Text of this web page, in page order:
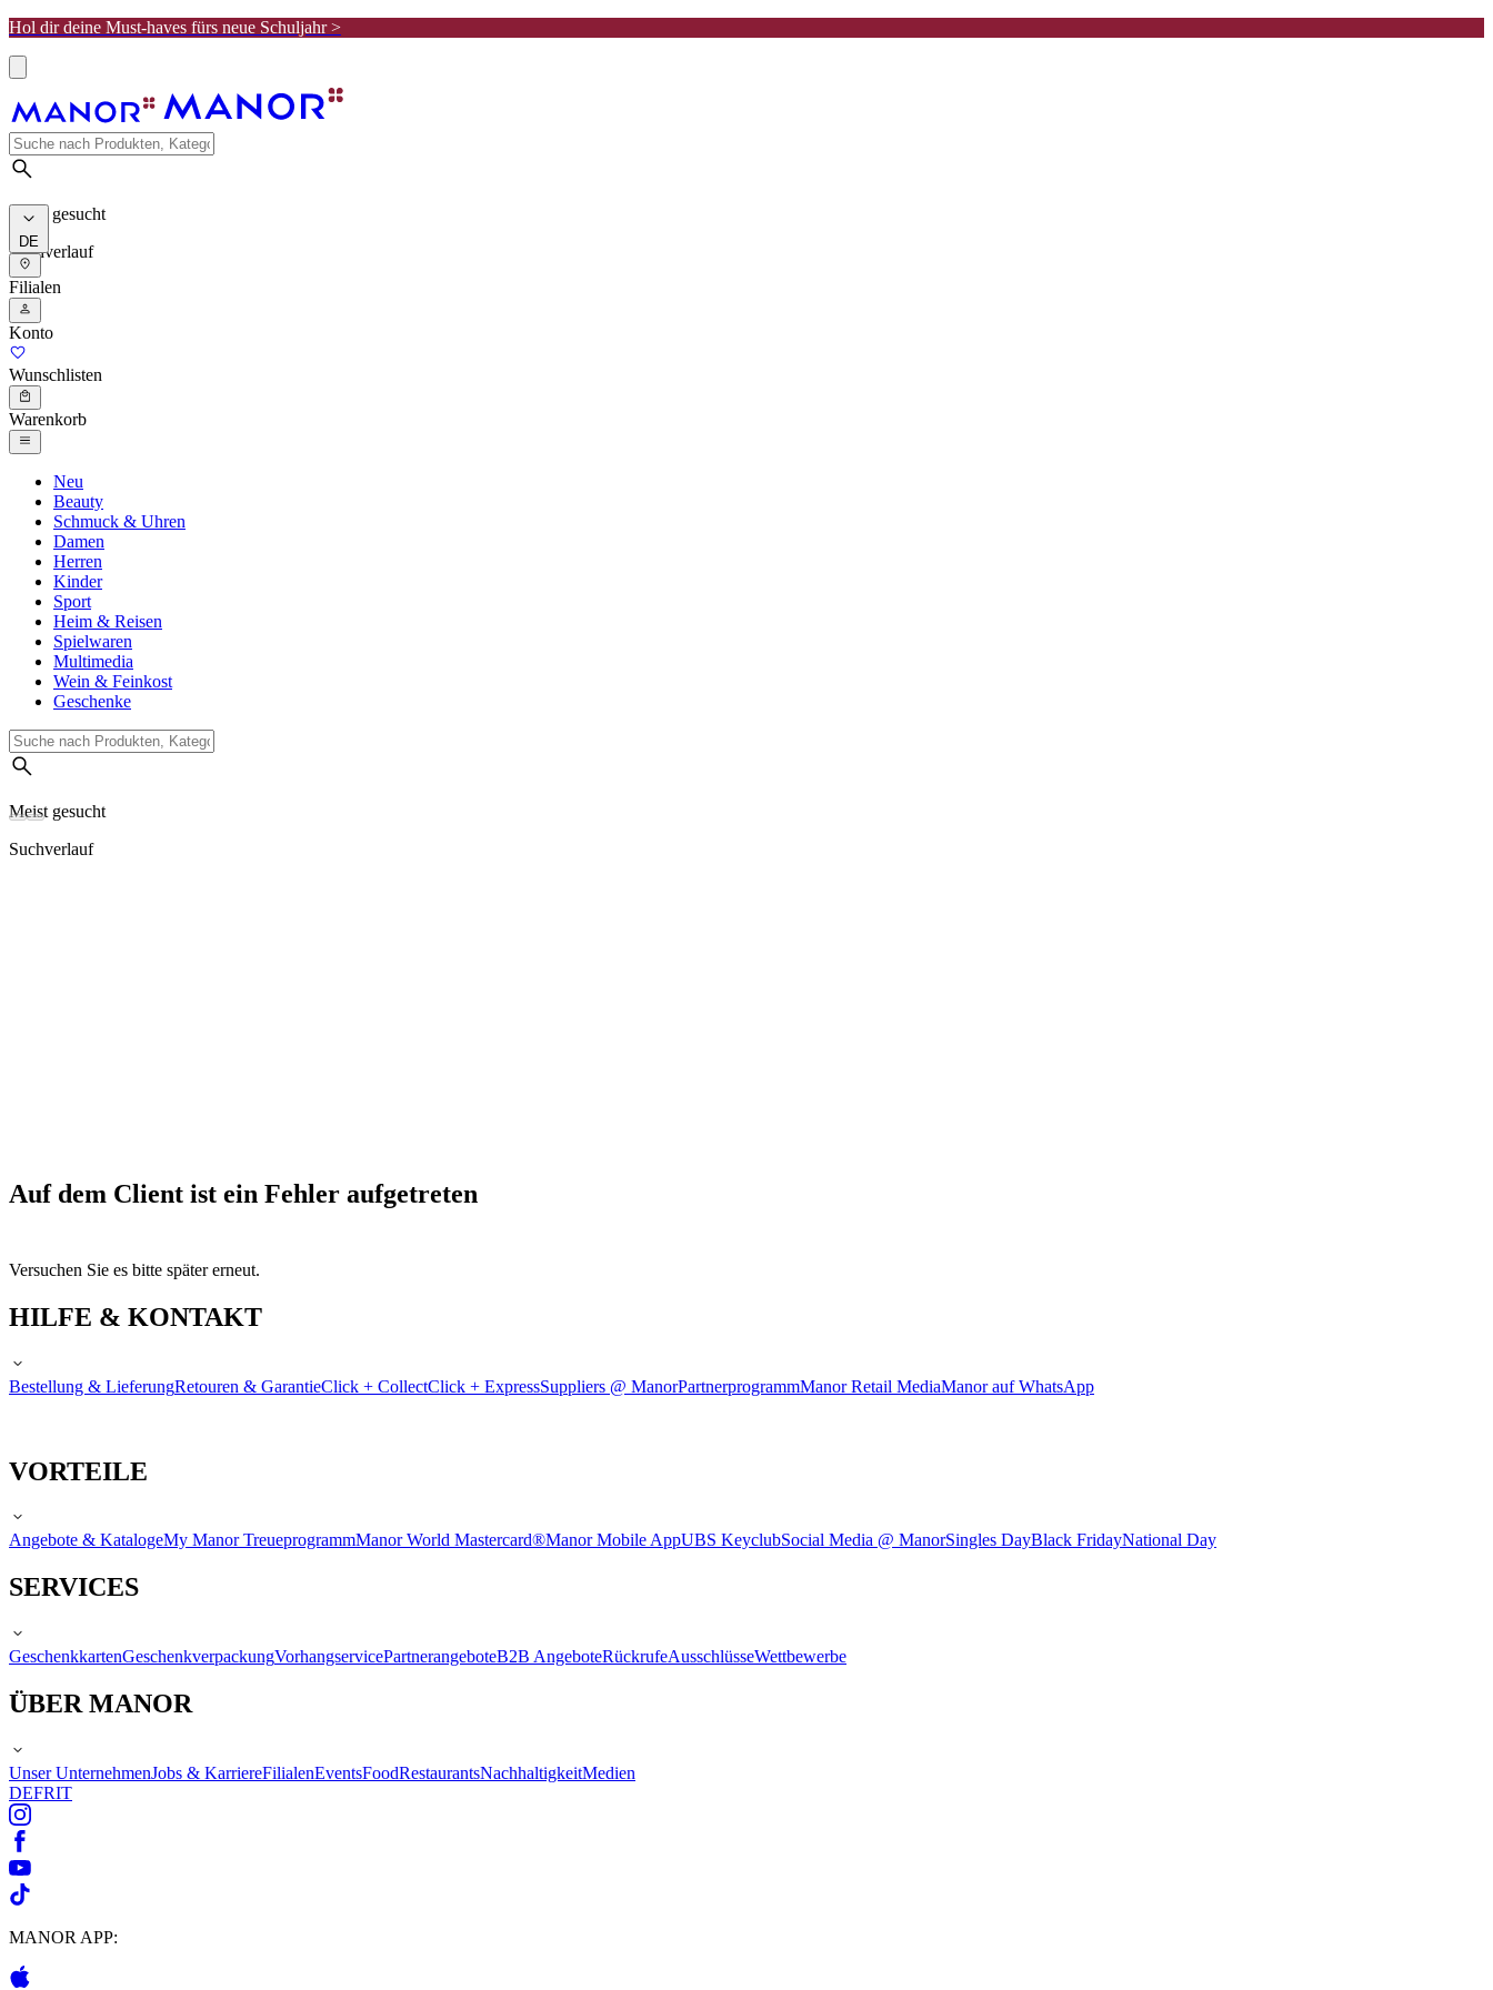
Hol dir deine Must-haves fürs neue Schuljahr >
Meist gesucht
Suchverlauf
DE
Filialen
Konto
Wunschlisten
Warenkorb
Neu
Beauty
Schmuck & Uhren
Damen
Herren
Kinder
Sport
Heim & Reisen
Spielwaren
Multimedia
Wein & Feinkost
Geschenke
Meist gesucht
Suchverlauf
Auf dem Client ist ein Fehler aufgetreten
Versuchen Sie es bitte später erneut.
HILFE & KONTAKT
Bestellung & LieferungRetouren & GarantieClick + CollectClick + ExpressSuppliers @ ManorPartnerprogrammManor Retail MediaManor auf WhatsApp
VORTEILE
Angebote & KatalogeMy Manor TreueprogrammManor World Mastercard®Manor Mobile AppUBS KeyclubSocial Media @ ManorSingles DayBlack FridayNational Day
SERVICES
GeschenkkartenGeschenkverpackungVorhangservicePartnerangeboteB2B AngeboteRückrufeAusschlüsseWettbewerbe
ÜBER MANOR
Unser UnternehmenJobs & KarriereFilialenEventsFoodRestaurantsNachhaltigkeitMedien
DEFRIT
MANOR APP: